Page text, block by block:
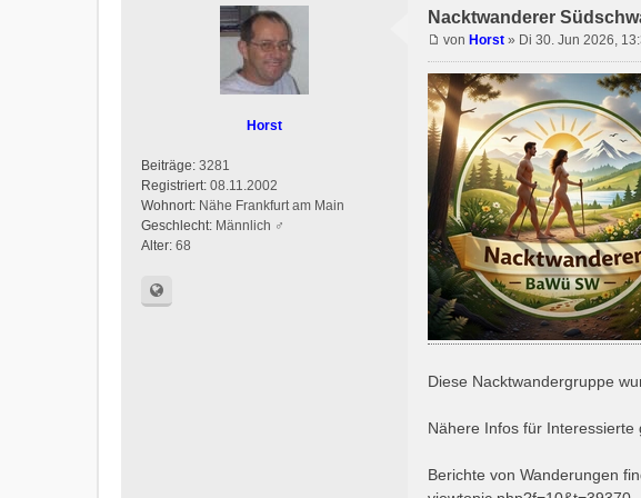
Horst
Beiträge: 3281
Registriert: 08.11.2002
Wohnort: Nähe Frankfurt am Main
Geschlecht: Männlich ♂
Alter: 68
Nacktwanderer
von Horst » Di 30. Jun 2026,
Diese Nacktwandergruppe
Nähere Infos für
Berichte von Wanderungen